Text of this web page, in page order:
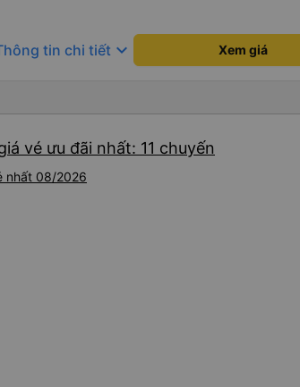
nhẹ rồi :) Xe mới, điều hoà mạnh, sạch sẽ. Không
đánh giá thấp? Mọi người ủng hộ nhé, mình đi
tin chi tiết keyboard_arrow_down Xem giá
vé ưu đãi nhất: 11 chuyến
nhất 08/2026